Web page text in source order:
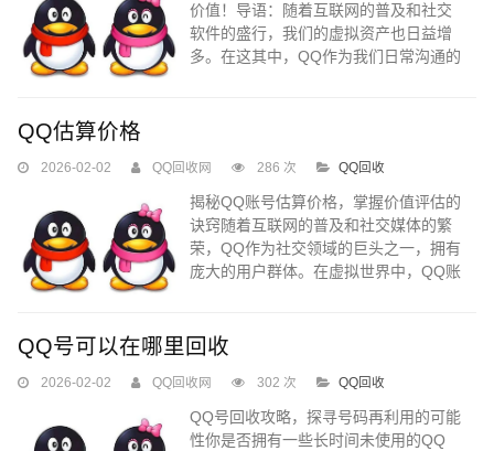
价值！导语：随着互联网的普及和社交
软件的盛行，我们的虚拟资产也日益增
多。在这其中，QQ作为我们日常沟通的
一起进入这个神秘的世界，探索QQ的价
值所在！...
QQ估算价格
2026-02-02 QQ回收网 286 次 QQ回收
揭秘QQ账号估算价格，掌握价值评估的
诀窍随着互联网的普及和社交媒体的繁
荣，QQ作为社交领域的巨头之一，拥有
庞大的用户群体。在虚拟世界中，QQ账
交易。本文将为你揭示QQ账号估算价格
方法。...
QQ号可以在哪里回收
2026-02-02 QQ回收网 302 次 QQ回收
QQ号回收攻略，探寻号码再利用的可能
性你是否拥有一些长时间未使用的QQ